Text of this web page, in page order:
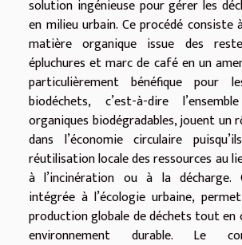
solution ingénieuse pour gérer les
en milieu urbain. Ce procédé
matière organique issue des
épluchures et marc de café en un
particulièrement bénéfique pour
biodéchets, c’est-à-dire
organiques biodégradables, jouent un
dans l’économie circulaire
réutilisation locale des ressources au
à l’incinération ou à la décharge.
intégrée à l’écologie urbaine,
production globale de déchets tout
environnement durable. Le